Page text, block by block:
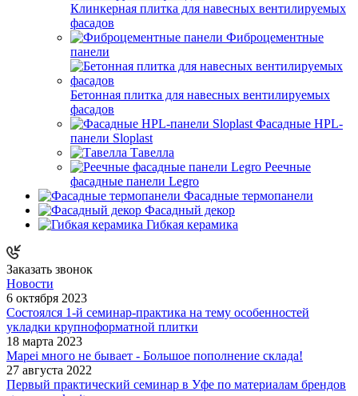
Клинкерная плитка для навесных вентилируемых
фасадов
Фиброцементные
панели
Бетонная плитка для навесных вентилируемых
фасадов
Фасадные HPL-
панели Sloplast
Тавелла
Реечные
фасадные панели Legro
Фасадные термопанели
Фасадный декор
Гибкая керамика
Заказать звонок
Новости
6 октября 2023
Состоялся 1-й семинар-практика на тему особенностей
укладки крупноформатной плитки
18 марта 2023
Mapei много не бывает - Большое пополнение склада!
27 августа 2022
Первый практический семинар в Уфе по материалам брендов